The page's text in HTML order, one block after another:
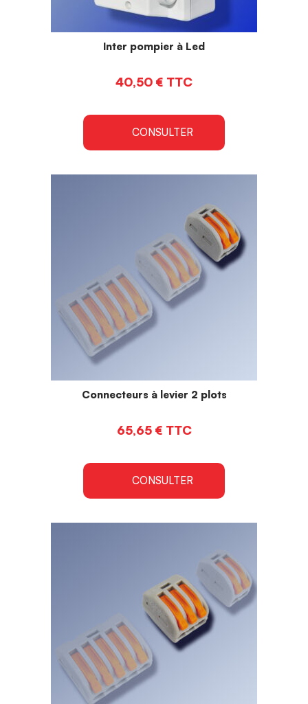
Inter pompier à Led
40,50 € TTC
CONSULTER
Connecteurs à levier 2 plots
65,65 €TTC
CONSULTER